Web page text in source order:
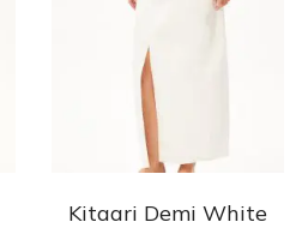
Kitaari Demi White